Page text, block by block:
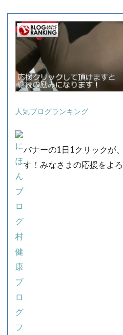
人気ブログランキング
バナーの1日1クリックが
す！みなさまの応援をよ